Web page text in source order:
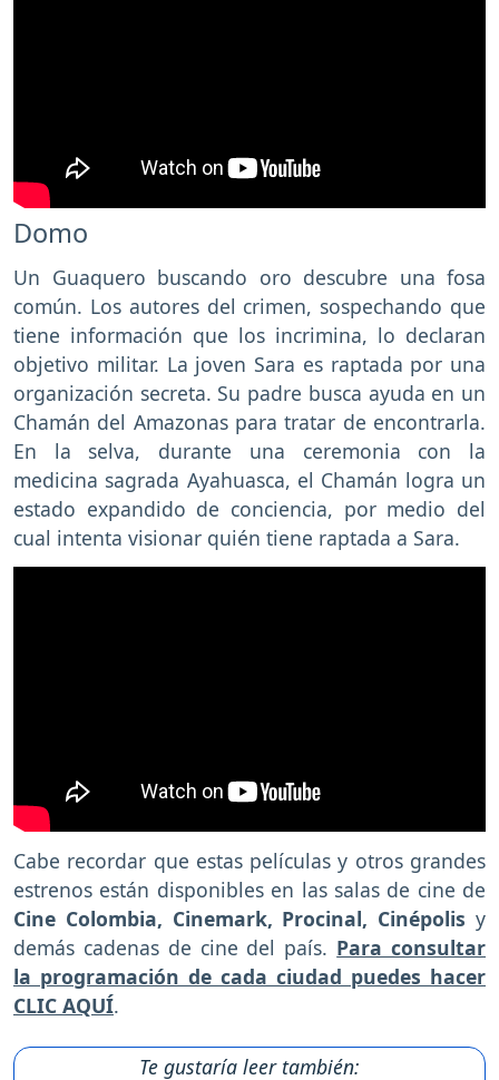
Domo
Un Guaquero buscando oro descubre una fosa
común. Los autores del crimen, sospechando que
tiene información que los incrimina, lo declaran
objetivo militar. La joven Sara es raptada por una
organización secreta. Su padre busca ayuda en un
Chamán del Amazonas para tratar de encontrarla.
En la selva, durante una ceremonia con la
medicina sagrada Ayahuasca, el Chamán logra un
estado expandido de conciencia, por medio del
cual intenta visionar quién tiene raptada a Sara.
Cabe recordar que estas películas y otros grandes
estrenos están disponibles en las salas de cine de
Cine Colombia, Cinemark, Procinal, Cinépolis y
demás cadenas de cine del país. Para consultar
la programación de cada ciudad puedes hacer
CLIC AQUÍ.
Te gustaría leer también: